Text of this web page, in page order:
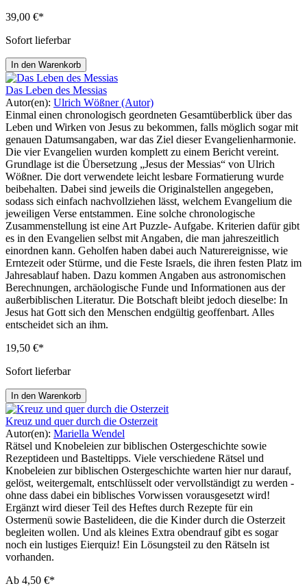
39,00 €*
Sofort lieferbar
In den Warenkorb
Das Leben des Messias
Autor(en): Ulrich Wößner (Autor)
Einmal einen chronologisch geordneten Gesamtüberblick über das
Leben und Wirken von Jesus zu bekommen, falls möglich sogar mit
genauen Datumsangaben, war das Ziel dieser Evangelienharmonie.
Die vier Evangelien wurden komplett zu einem Bericht vereint.
Grundlage ist die Übersetzung „Jesus der Messias“ von Ulrich
Wößner. Die dort verwendete leicht lesbare Formatierung wurde
beibehalten. Dabei sind jeweils die Originalstellen angegeben,
sodass sich einfach nachvollziehen lässt, welchem Evangelium die
jeweiligen Verse entstammen. Eine solche chronologische
Zusammenstellung ist eine Art Puzzle- Aufgabe. Kriterien dafür gibt
es in den Evangelien selbst mit Angaben, die man jahreszeitlich
einordnen kann. Geholfen haben dabei auch Naturereignisse, wie
Erntezeit oder Stürme, und die Feste Israels, die ihren festen Platz im
Jahresablauf haben. Dazu kommen Angaben aus astronomischen
Berechnungen, archäologische Funde und Informationen aus der
außerbiblischen Literatur. Die Botschaft bleibt jedoch dieselbe: In
Jesus hat Gott sich den Menschen endgültig geoffenbart. Alles
entscheidet sich an ihm.
19,50 €*
Sofort lieferbar
In den Warenkorb
Kreuz und quer durch die Osterzeit
Autor(en): Mariella Wendel
Rätsel und Knobeleien zur biblischen Ostergeschichte sowie
Rezeptideen und Basteltipps. Viele verschiedene Rätsel und
Knobeleien zur biblischen Ostergeschichte warten hier nur darauf,
gelöst, weitergemalt, entschlüsselt oder vervollständigt zu werden -
ohne dass dabei ein biblisches Vorwissen vorausgesetzt wird!
Ergänzt wird dieser Teil des Heftes durch Rezepte für ein
Ostermenü sowie Bastelideen, die die Kinder durch die Osterzeit
begleiten wollen. Und als kleines Extra obendrauf gibt es sogar
noch ein lustiges Eierquiz! Ein Lösungsteil zu den Rätseln ist
vorhanden.
Ab 4,50 €*